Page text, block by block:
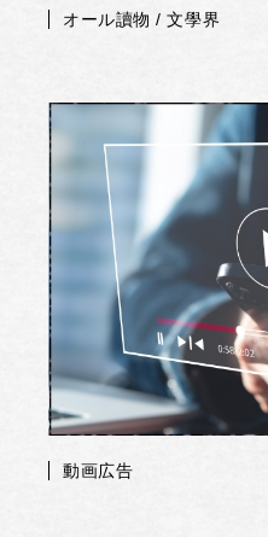
オール讀物 / 文學界
動画広告